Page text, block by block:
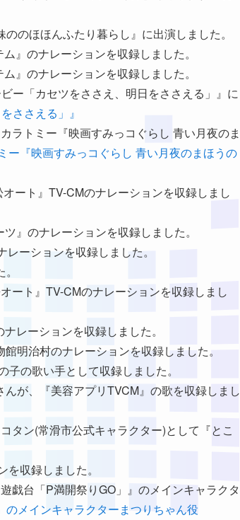
のほほんふたり暮らし』に出演しました。
』のナレーションを収録しました。
』のナレーションを収録しました。
ー「カセツをささえ、明日をささえる」』に
ささえる」』
ラトミー『映画すみっコぐらし 青い月夜のま
ー『映画すみっコぐらし 青い月夜のまほうの
ート』TV-CMのナレーションを収録しまし
』のナレーションを収録しました。
ーションを収録しました。
ート』TV-CMのナレーションを収録しまし
レーションを収録しました。
明治村のナレーションを収録しました。
の歌い手として収録しました。
が、『美容アプリTVCM』の歌を収録しまし
タン(常滑市公式キャラクター)として『とこ
収録しました。
戯台「P満開祭りGO」』のメインキャラクタ
のメインキャラクターまつりちゃん役